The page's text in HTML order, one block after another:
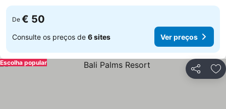
De € 50
Consulte os preços de 6 sites Ver preços
Partilhar
Escolha popular